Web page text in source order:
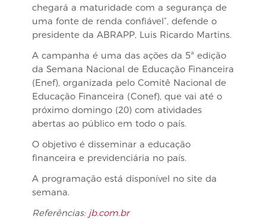
chegará a maturidade com a segurança de
uma fonte de renda confiável”, defende o
presidente da ABRAPP, Luis Ricardo Martins.
A campanha é uma das ações da 5ª edição
da Semana Nacional de Educação Financeira
(Enef), organizada pelo Comitê Nacional de
Educação Financeira (Conef), que vai até o
próximo domingo (20) com atividades
abertas ao público em todo o país.
O objetivo é disseminar a educação
financeira e previdenciária no país.
A programação está disponível no site da
semana.
Referências: jb.com.br